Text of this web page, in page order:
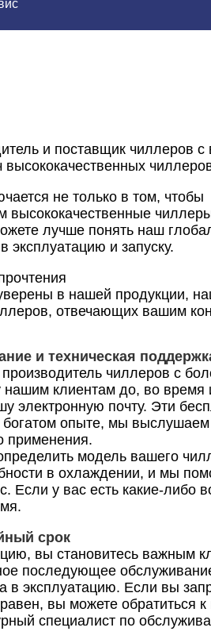
и поставщик
высококачественных
не только в том, чтобы
высококачественные
лучше понять наш
эксплуатацию и запуску.
в нашей продукции,
отвечающих вашим
и техническая
чиллеров с
нашим клиентам до, во
электронную почту. Эти
опыте, мы
применения.
модель вашего
в охлаждении, и мы
Если у вас есть какие-
срок
вы становитесь важным
последующее
в эксплуатацию. Если вы
вы можете
специалист по